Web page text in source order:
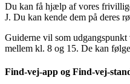
Du kan få hjælp af vores
J. Du kan kende dem på deres
Guiderne vil som
mellem kl. 8 og 15. De kan
Find-vej-app og Find-vej-